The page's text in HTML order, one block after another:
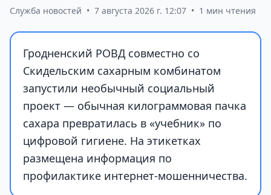
Служба новостей • 7 августа 2026 г. 12:07 • 1 мин чтения
Гродненский РОВД совместно со
Скидельским сахарным комбинатом
запустили необычный социальный
проект — обычная килограммовая пачка
сахара превратилась в «учебник» по
цифровой гигиене. На этикетках
размещена информация по
профилактике интернет-мошенничества.